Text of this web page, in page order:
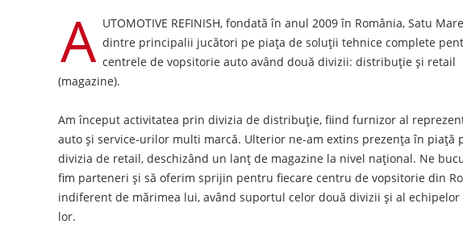
A UTOMOTIVE REFINISH, fondată în anul 2009 în România, Satu
dintre principalii jucători pe piața de soluții tehnice complete
centrele de vopsitorie auto având două divizii: distribuție și retail
(magazine).
Am început activitatea prin divizia de distribuție, fiind furnizor al
auto și service-urilor multi marcă. Ulterior ne-am extins prezența în piață
divizia de retail, deschizând un lanț de magazine la nivel național. Ne
fim parteneri și să oferim sprijin pentru fiecare centru de vopsitorie din
indiferent de mărimea lui, având suportul celor două divizii și al echipelor
lor.